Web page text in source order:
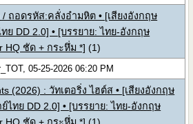
/ ถอดรหัส:คลั่งอำมหิต • [เสียงอังกฤษ
ย DD 2.0] • [บรรยาย: ไทย-อังกฤษ
HQ ชัด + กระหึ่ม *] (1)
05-25-2026 06:20 PM
(2026) : วัทเตอริ่ง ไฮต์ส • [เสียงอังกฤษ
ไทย DD 2.0] • [บรรยาย: ไทย-อังกฤษ